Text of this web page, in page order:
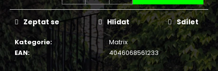
Kategorie:
Matrix
EAN: 4046068561233
Zeptat se Hlídat Sdílet
1000
LIMITED
EU5+
ČERNÝ
293
990
Kč